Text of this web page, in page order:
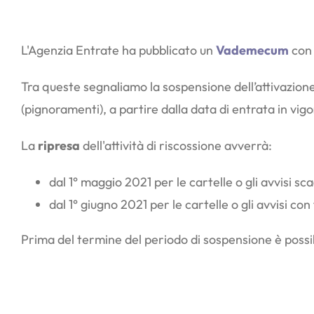
L'Agenzia Entrate ha pubblicato un Vademecum
Tra queste segnaliamo la sospensione
(pignoramenti), a partire dalla data di entrata in
La ripresa dell'attività di riscossione avverrà:
dal 1° maggio 2021 per le cartelle o gli avvisi
dal 1° giugno 2021 per le cartelle o gli avvisi
Prima del termine del periodo di sospensione è